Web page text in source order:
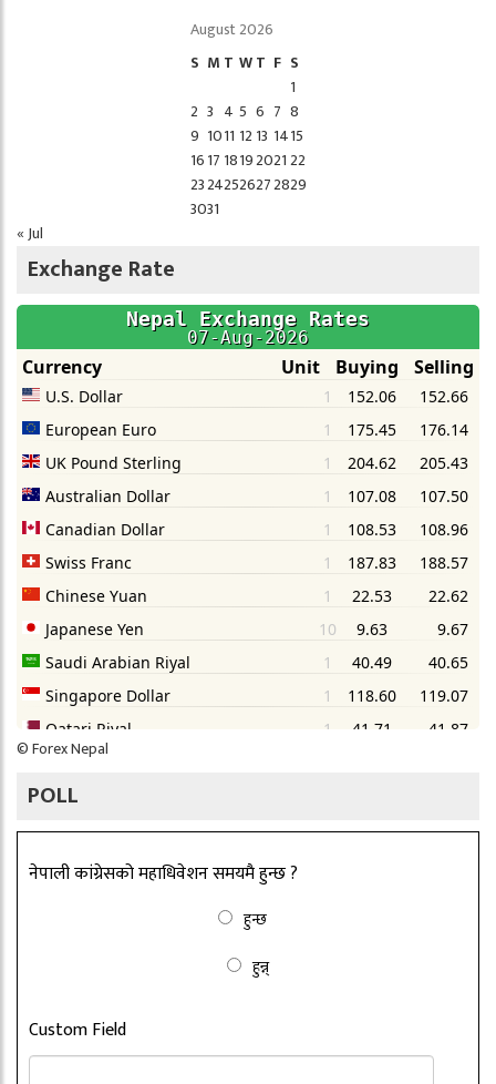
August 2026
S M T WT F S
1
2 3 4 5 6 7 8
9 1011 12 13 1415
1617 1819202122
23242526272829
3031
« Jul
Exchange Rate
©Forex Nepal
POLL
नेपाली कांग्रेसको महाधिवेशन समयमै हुन्छ ?
हुन्छ
हुन्न्
Custom Field